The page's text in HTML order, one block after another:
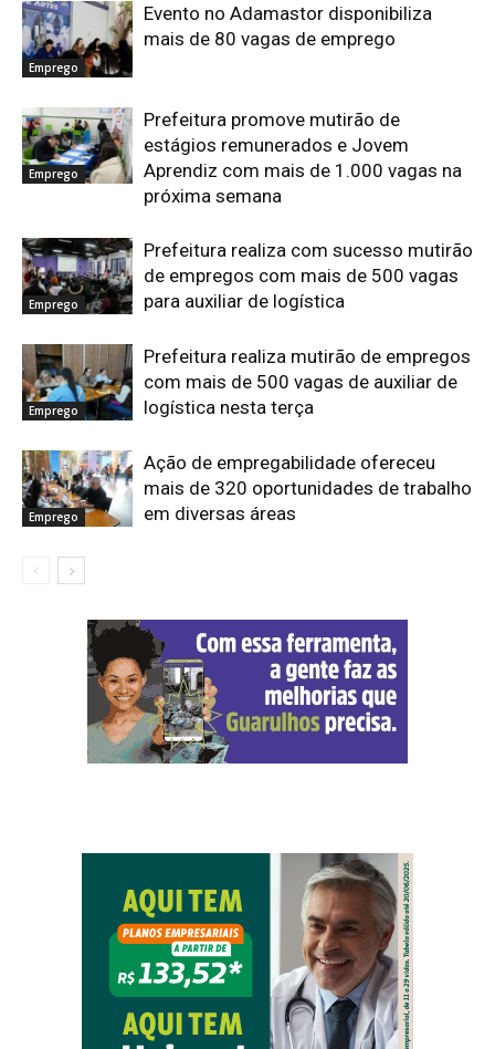
Emprego
Evento no Adamastor disponibiliza
mais de 80 vagas de emprego
Emprego
Prefeitura promove mutirão de
estágios remunerados e Jovem
Aprendiz com mais de 1.000 vagas na
próxima semana
Emprego
Prefeitura realiza com sucesso mutirão
de empregos com mais de 500 vagas
para auxiliar de logística
Emprego
Prefeitura realiza mutirão de empregos
com mais de 500 vagas de auxiliar de
logística nesta terça
Emprego
Ação de empregabilidade ofereceu
mais de 320 oportunidades de trabalho
em diversas áreas